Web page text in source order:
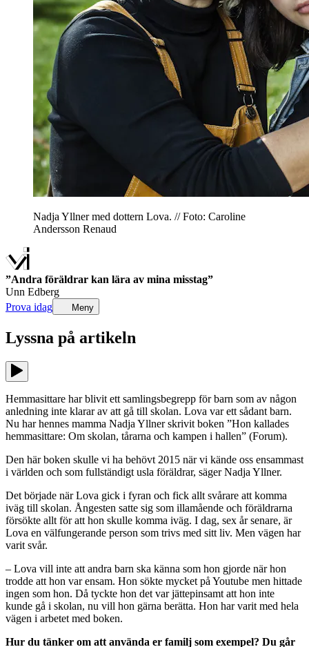
Nadja Yllner med dottern Lova. // Foto: Caroline
Andersson Renaud
”Andra föräldrar kan lära av mina misstag”
Unn Edberg
Prova idag
Meny
Lyssna på artikeln
Hemmasittare har blivit ett samlingsbegrepp för barn som av någon
anledning inte klarar av att gå till skolan. Lova var ett sådant barn.
Nu har hennes mamma Nadja Yllner skrivit boken ”Hon kallades
hemmasittare: Om skolan, tårarna och kampen i hallen” (Forum).
Den här boken skulle vi ha behövt 2015 när vi kände oss ensammast
i världen och som fullständigt usla föräldrar, säger Nadja Yllner.
Det började när Lova gick i fyran och fick allt svårare att komma
iväg till skolan. Ångesten satte sig som illamående och föräldrarna
försökte allt för att hon skulle komma iväg. I dag, sex år senare, är
Lova en välfungerande person som trivs med sitt liv. Men vägen har
varit svår.
– Lova vill inte att andra barn ska känna som hon gjorde när hon
trodde att hon var ensam. Hon sökte mycket på Youtube men hittade
ingen som hon. Då tyckte hon det var jättepinsamt att hon inte
kunde gå i skolan, nu vill hon gärna berätta. Hon har varit med hela
vägen i arbetet med boken.
Hur du tänker om att använda er familj som exempel? Du går